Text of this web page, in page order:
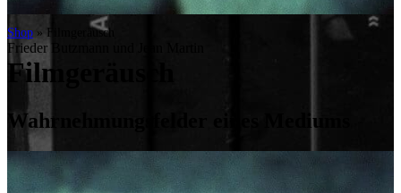
Shop » Filmgeräusch
Frieder Butzmann und Jean Martin
Filmgeräusch
Wahrnehmungsfelder eines Mediums